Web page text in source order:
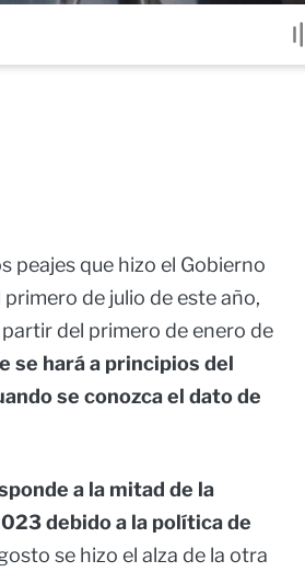
peajes que hizo el Gobierno
de julio de este año,
del primero de enero de
se hará a principios del
se conozca el dato de
a la mitad de la
debido a la política de
se hizo el alza de la otra